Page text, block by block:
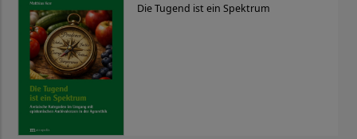
Die Tugend ist ein Spektrum